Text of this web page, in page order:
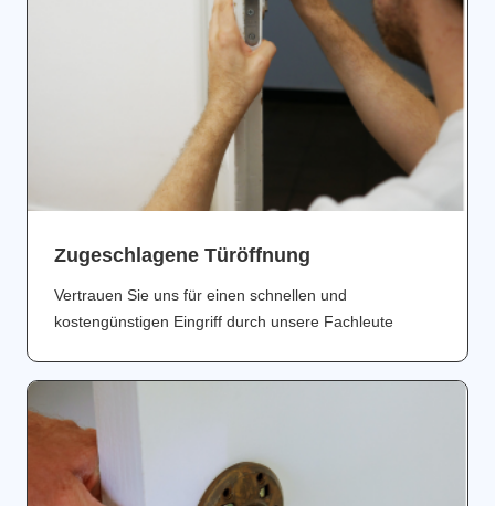
Zugeschlagene Türöffnung
Vertrauen Sie uns für einen schnellen und
kostengünstigen Eingriff durch unsere Fachleute